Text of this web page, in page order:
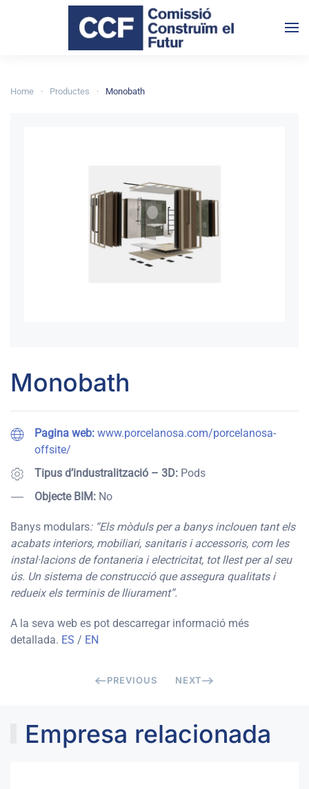
Skip to main content
Home Productes Monobath
Monobath
Pagina web: www.porcelanosa.com/porcelanosa-
offsite/
Tipus d’industralització – 3D: Pods
Objecte BIM: No
Banys modulars: “Els mòduls per a banys inclouen tant els
acabats interiors, mobiliari, sanitaris i accessoris, com les
instal·lacions de fontaneria i electricitat, tot llest per al seu
ús. Un sistema de construcció que assegura qualitats i
redueix els terminis de lliurament”.
A la seva web es pot descarregar informació més
detallada. ES / EN
PREVIOUS NEXT
Empresa relacionada